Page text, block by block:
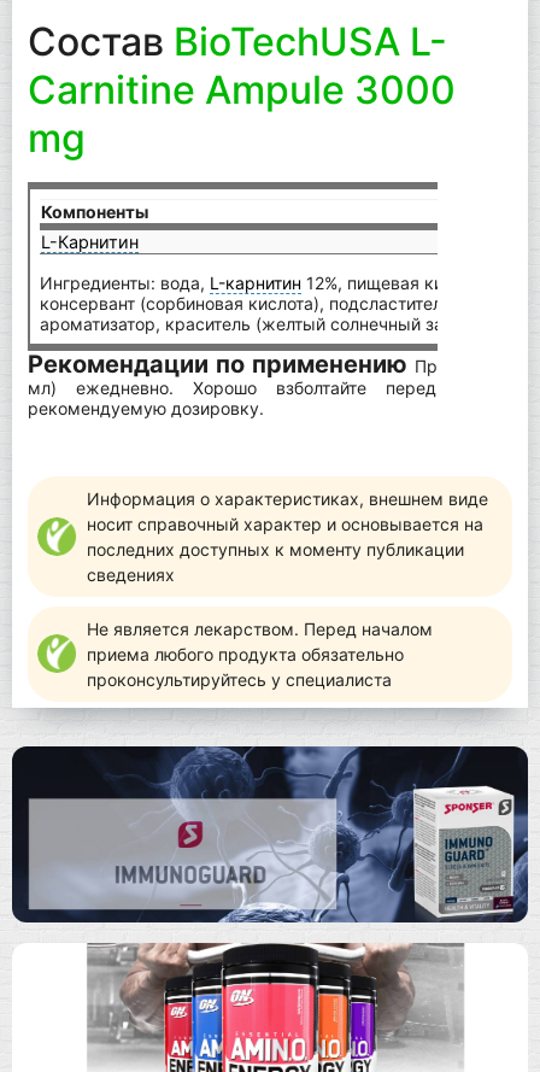
Состав BioTechUSA L-
Carnitine Ampule 3000
mg
Компоненты
L-Карнитин
Ингредиенты: вода, L-карнитин 12%, пищевая кислота
консервант (сорбиновая кислота), подсластители
ароматизатор, краситель (желтый солнечный закат FCF).
Рекомендации по применению Принимайте
мл) ежедневно. Хорошо взболтайте перед
рекомендуемую дозировку.
Информация о характеристиках, внешнем виде
носит справочный характер и основывается на
последних доступных к моменту публикации
сведениях
Не является лекарством. Перед началом
приема любого продукта обязательно
проконсультируйтесь у специалиста